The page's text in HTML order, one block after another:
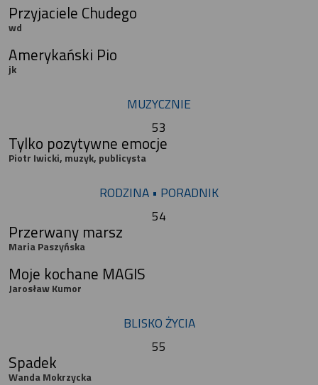
Przyjaciele Chudego
wd
Amerykański Pio
jk
MUZYCZNIE
53
Tylko pozytywne emocje
Piotr Iwicki, muzyk, publicysta
RODZINA • PORADNIK
54
Przerwany marsz
Maria Paszyńska
Moje kochane MAGIS
Jarosław Kumor
BLISKO ŻYCIA
55
Spadek
Wanda Mokrzycka